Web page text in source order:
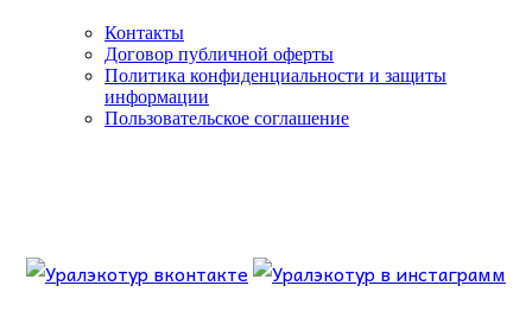
Контакты
Договор публичной оферты
Политика конфиденциальности и защиты
информации
Пользовательское соглашение
Знайте об этом.